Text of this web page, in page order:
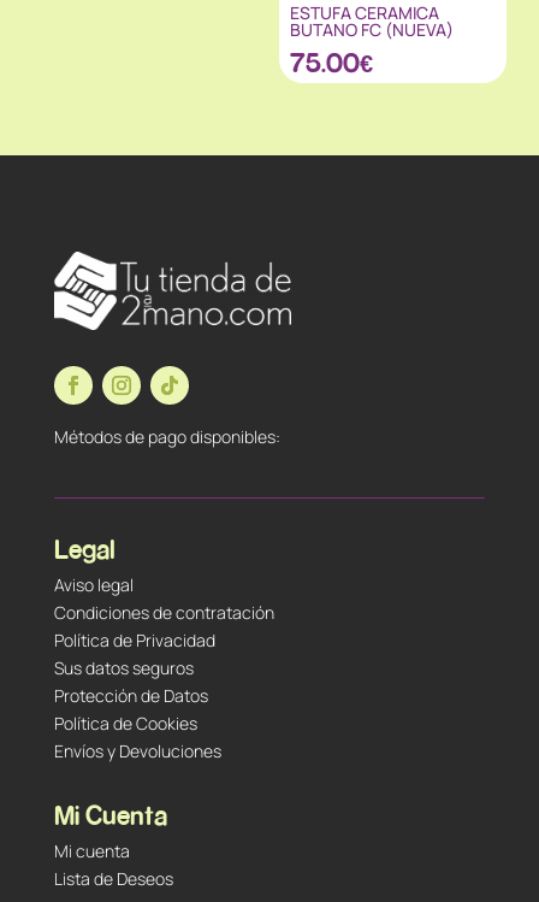
ESTUFA CERAMICA
BUTANO FC (NUEVA)
75.00€
Métodos de pago disponibles:
Legal
Aviso legal
Condiciones de contratación
Política de Privacidad
Sus datos seguros
Protección de Datos
Política de Cookies
Envíos y Devoluciones
Mi Cuenta
Mi cuenta
Lista de Deseos